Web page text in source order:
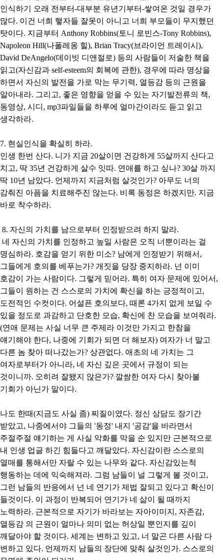
인식하기 오래 전부터-대부분 유년기부터-쌓여온 것일 경우가
많다. 이건 너희 햏자들 잘못이 아니고 너희 부모들이 무지했던
탓이다. 지금부터 Anthony Robbins(토니 로빈스-Tony Robbins),
Napoleon Hill(나폴레옹 힐), Brian Tracy(브라이언 트레이시),
David DeAngelo(데이빗 디앤절로) 등의 사람들이 저술한 책을
읽고(자신감과 self-esteem의 회복에 관한), 경우에 따라 명상을
하면서 자신의 발전을 가로 막는 무기력, 열등감 등의 근원을
알아내라. 그리고, 좋은 영향을 얻을 수 있는 자기발전류의 책,
동영상, 시디, mp3파일들을 하루에 얼마간이라도 듣고 읽고
생각하라.
7. 현실인식을 확실히 하라.
인생 한번 산다. 니가 지금 20살이면 건강하게 55살까지 산다고
치고, 딱 35년 건강하게 살수 잇따. 연애를 하고 싶나? 30살 까지
딱 10년 남았다. 언제까지 지금처럼 살것인가? 아무도 너의
감춰진 아픔을 치료해주진 않는다. 비록 동정은 하겠지만. 지금
바로 착수하라.
8. 자신의 가치를 남으로부터 인정받으려 하지 말라.
네 자신의 가치를 인정하고 높일 사람은 오직 너뿐이라는 걸
명심하라. 호감을 얻기 위한 미소? 남에게 인정받기 위해서,
그들에게 호의를 베푸는가? 개짓을 당장 중지하라. 넌 이미
호감이 가는 사람이다. 그렇게 믿어라. 특히 여자 문제에 있어서,
그들이 원하는 건 스스로의 가치에 확신을 하는 긍정적이고,
도전적인 수컷이다. 어설픈 호의보다, 때론 4가지 없게 보일 수
있을 정도로 과감하고 단호한 모습, 확신에 찬 모습을 보여줘라.
(연애 문제는 사실 너무 큰 주제라 이것만 가지고 한참을
얘기해야 한다, 나중에 기회가 되면 더 해보자) 여자가 너 말고
다른 놈 찾아 떠나갔는가? 상관없다. 애초의 네 가치는 그
여자로부터가 아니라, 네 자신 깊은 곳에서 규정이 되는
것이니까. 오히려 잘됐지 않은가? 깔쌈한 여자 다시 찾아볼
기회가 아닌가 말이다.
나도 한때(지금도 사실 좀) 찌질이였다. 정신 상담도 장기간
받았고, 나중에서야 그들의 '동정' 내지 '공감'을 바라면서
주절주절 얘기하는 게 사실 악화를 막을 순 있지만 근본적으로
내 인생 업글 하긴 힘들다고 깨달았다. 자신감이란 스스로의
열매를 통해서만 자랄 수 있는 나무와 같다. 자신감있는척
행동하는 데에 익숙해져라. 그럼 남들이 널 그렇게 볼 것이고,
그런 남들의 반응에서 넌 네 연기가 제법 잘되고 있다고 확신이
들것이다. 이 과정이 반복되어 연기가 네 삶이 될 때까지
노력하라. 근본적으로 자기가 바라보는 자아이미지, 자존감,
열등감 의 근원이 얼마나 의미 없는 허상일 뿐인지를 깊이
깨달아야 할 것이다. 세계는 변하고 있고, 너 말곤 다른 사람 다
변하고 있다. 언제까지 남들의 장단에 맞춰 살것인가. 스스로의